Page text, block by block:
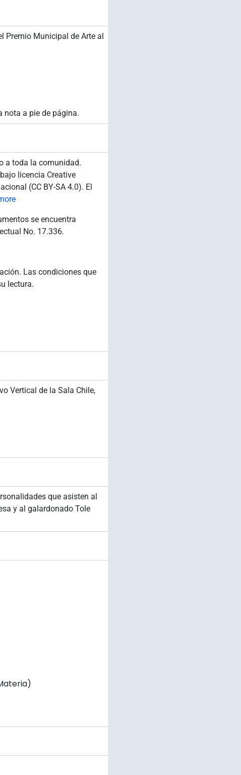
Premio Municipal de Arte al
nota a pie de página.
a toda la comunidad.
licencia Creative
(CC BY-SA 4.0). El
se encuentra
No. 17.336.
Las condiciones que
lectura.
Vertical de la Sala Chile,
que asisten al
y al galardonado Tole